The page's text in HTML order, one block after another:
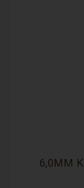
6,0MM